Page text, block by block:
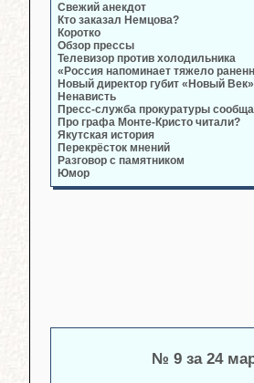
Свежий анекдот
Кто заказал Немцова?
Коротко
Обзор прессы
Телевизор против холодильника
«Россия напоминает тяжело
Новый директор губит «Новый Век»
Ненависть
Пресс-служба прокуратуры
Про графа Монте-Кристо читали?
Якутская история
Перекрёсток мнений
Разговор с памятником
Юмор
№ 9 за 24